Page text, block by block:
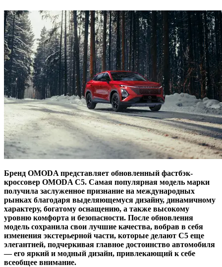
Бренд OMODA представляет обновленный фастбэк-
кроссовер OMODA C5. Самая популярная модель марки
получила заслуженное признание на международных
рынках благодаря выделяющемуся дизайну, динамичному
характеру, богатому оснащению, а также высокому
уровню комфорта и безопасности. После обновления
модель сохранила свои лучшие качества, вобрав в себя
изменения экстерьерной части, которые делают C5 еще
элегантней, подчеркивая главное достоинство автомобиля
— его яркий и модный дизайн, привлекающий к себе
всеобщее внимание.